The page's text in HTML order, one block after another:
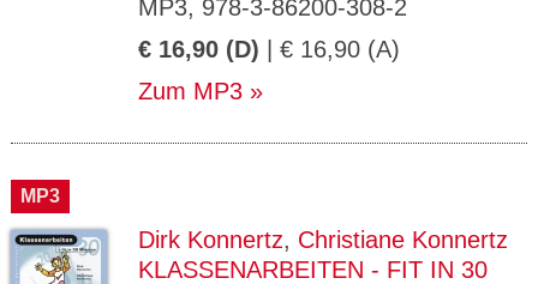
MP3, 978-3-86200-308-2
€ 16,90 (D) | € 16,90 (A)
Zum MP3
MP3
Dirk Konnertz, Christiane Konnertz
KLASSENARBEITEN - FIT IN 30